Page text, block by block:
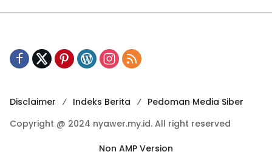
s
a
g
n
a
Disclaimer Indeks Berita
Pedoman Media Siber
Copyright @ 2024 nyawer.my.id. All right reserved
Non AMP Version